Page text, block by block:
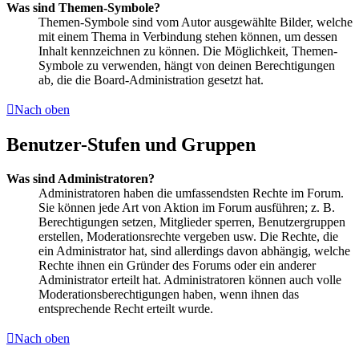
Was sind Themen-Symbole?
Themen-Symbole sind vom Autor ausgewählte Bilder, welche
mit einem Thema in Verbindung stehen können, um dessen
Inhalt kennzeichnen zu können. Die Möglichkeit, Themen-
Symbole zu verwenden, hängt von deinen Berechtigungen
ab, die die Board-Administration gesetzt hat.
Nach oben
Benutzer-Stufen und Gruppen
Was sind Administratoren?
Administratoren haben die umfassendsten Rechte im Forum.
Sie können jede Art von Aktion im Forum ausführen; z. B.
Berechtigungen setzen, Mitglieder sperren, Benutzergruppen
erstellen, Moderationsrechte vergeben usw. Die Rechte, die
ein Administrator hat, sind allerdings davon abhängig, welche
Rechte ihnen ein Gründer des Forums oder ein anderer
Administrator erteilt hat. Administratoren können auch volle
Moderationsberechtigungen haben, wenn ihnen das
entsprechende Recht erteilt wurde.
Nach oben